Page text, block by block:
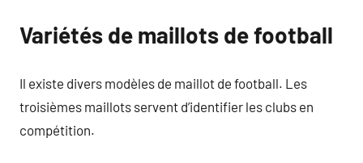
Variétés de maillots de football
Il existe divers modèles de maillot de football. Les
troisièmes maillots servent d’identifier les clubs en
compétition.